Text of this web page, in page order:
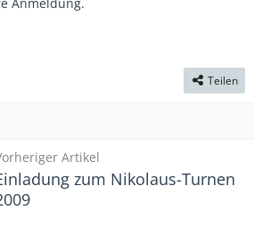
Teilen
Artikel
zum Nikolaus-Turnen